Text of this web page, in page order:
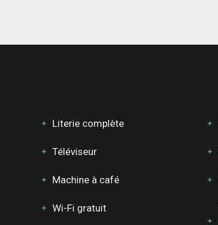
Literie complète
Téléviseur
Machine à café
Wi-Fi gratuit